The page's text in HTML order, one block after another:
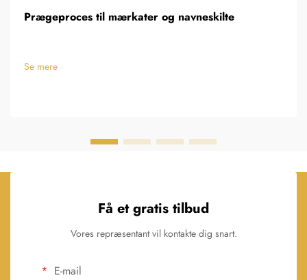
Prægeproces til mærkater og navneskilte
Se mere
Få et gratis tilbud
Vores repræsentant vil kontakte dig snart.
E-mail